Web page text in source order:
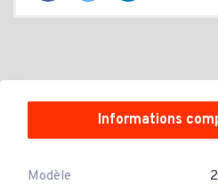
Informations
Modèle